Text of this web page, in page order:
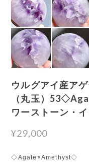
ウルグアイ産ア
（丸玉）
ワーストーン・
¥29,000
◇Agate×Amethyst◇